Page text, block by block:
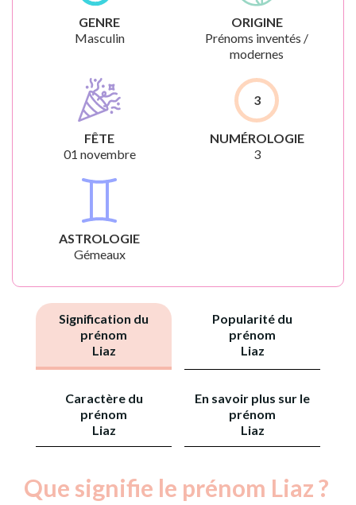
GENRE
Masculin
ORIGINE
Prénoms inventés /
modernes
FÊTE
01 novembre
3
NUMÉROLOGIE
3
ASTROLOGIE
Gémeaux
Signification du
prénom
Liaz
Popularité du
prénom
Liaz
Caractère du
prénom
Liaz
En savoir plus sur le
prénom
Liaz
Que signifie le prénom Liaz ?